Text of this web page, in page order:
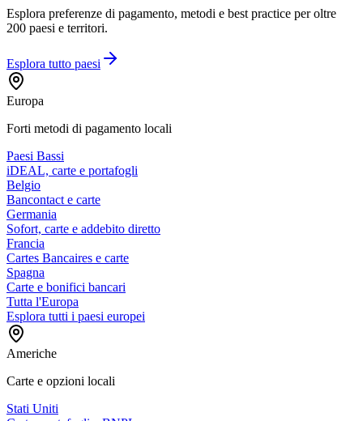
Esplora preferenze di pagamento, metodi e best practice per oltre
200 paesi e territori.
Esplora tutto paesi
Europa
Forti metodi di pagamento locali
Paesi Bassi
iDEAL, carte e portafogli
Belgio
Bancontact e carte
Germania
Sofort, carte e addebito diretto
Francia
Cartes Bancaires e carte
Spagna
Carte e bonifici bancari
Tutta l'Europa
Esplora tutti i paesi europei
Americhe
Carte e opzioni locali
Stati Uniti